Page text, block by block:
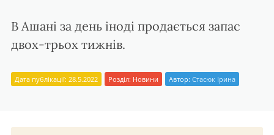
В Ашані за день іноді продається запас
двох-трьох тижнів.
Дата публікації: 28.5.2022 Розділ: Новини Автор: Стасюк Ірина